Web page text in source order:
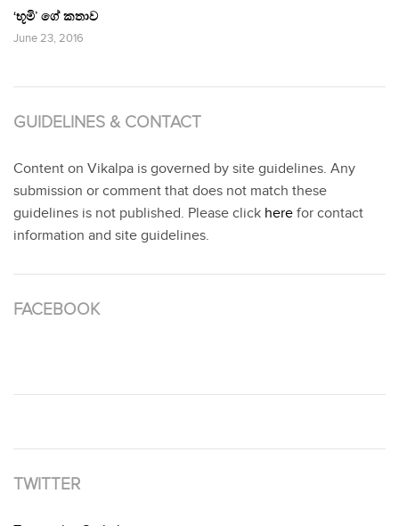
‘භූමි’ ගේ කතාව
June 23, 2016
GUIDELINES & CONTACT
Content on Vikalpa is governed by site guidelines. Any
submission or comment that does not match these
guidelines is not published. Please click here for contact
information and site guidelines.
FACEBOOK
TWITTER